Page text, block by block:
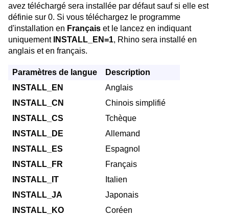
avez téléchargé sera installée par défaut sauf si elle est
définie sur 0. Si vous téléchargez le programme
d'installation en Français et le lancez en indiquant
uniquement INSTALL_EN=1, Rhino sera installé en
anglais et en français.
Paramètres de langue
Description
INSTALL_EN
Anglais
INSTALL_CN
Chinois simplifié
INSTALL_CS
Tchèque
INSTALL_DE
Allemand
INSTALL_ES
Espagnol
INSTALL_FR
Français
INSTALL_IT
Italien
INSTALL_JA
Japonais
INSTALL_KO
Coréen